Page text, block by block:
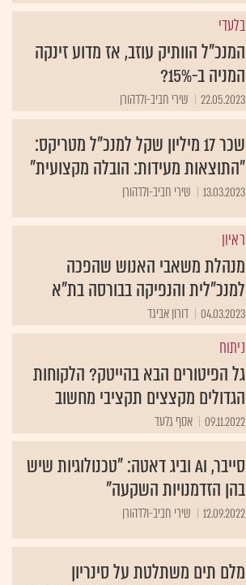
בלעדי
המנכ"ל הוותיק עוזב, אז מדוע זינקה
המניה ב-15%?
22.05.2023 שירי חביב-ולדהורן
שכר 17 מיליון שקל למנכ"ל מטריקס:
"התוצאות מעידות: הובלה מקצועית"
13.03.2023 שירי חביב-ולדהורן
ראיון
מנהלת משאבי האנוש שהפכה
למנכ"לית והנפיקה בבורסה בת"א
04.03.2023 דורון אביגד
ניתוח
גל הפיטורים הבא בהייטק? הלקוחות
הגדולים מקצצים תקציבי מחשוב
09.11.2022 אסף גלעד
סייבר, AI וביג דאטה: "טכנולוגיות שיש
בהן הזדמנויות השקעה"
12.09.2022 שירי חביב-ולדהורן
מלם תים משתלטת על סינריון